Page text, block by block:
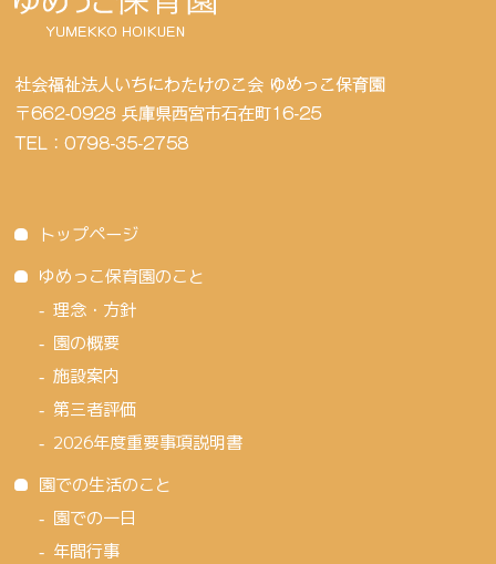
トップページ
ゆめっこ保育園のこと
理念・方針
園の概要
施設案内
第三者評価
2026年度重要事項説明書
園での生活のこと
園での一日
年間行事